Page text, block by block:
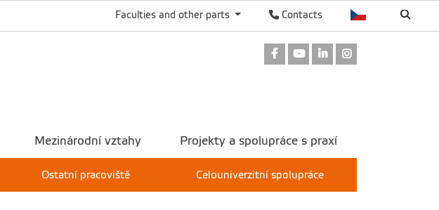
Contacts
Faculties and other parts
FacebookYoutubeLinkedIn
Ostatní pracoviště Celouniverzitní spolupráce
Mezinárodní vztahy Projekty a spolupráce s praxí